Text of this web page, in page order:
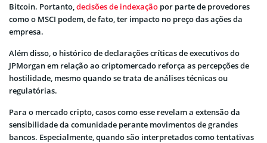
Bitcoin. Portanto,decisões de indexação por parte de provedores
como o MSCI podem, de fato, ter impacto no preço das ações da
empresa.
Além disso, o histórico de declarações críticas de executivos do
JPMorgan em relação ao criptomercado reforça as percepções de
hostilidade, mesmo quando se trata de análises técnicas ou
regulatórias.
Para o mercado cripto, casos como esse revelam a extensão da
sensibilidade da comunidade perante movimentos de grandes
bancos. Especialmente, quando são interpretados como tentativas